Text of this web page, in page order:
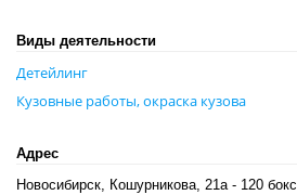
Виды деятельности
Детейлинг
Кузовные работы, окраска кузова
Адрес
Новосибирск, Кошурникова, 21а - 120 бокс